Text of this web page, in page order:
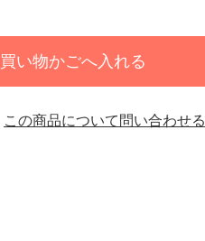
買い物かごへ入れる
この商品について問い合わせる